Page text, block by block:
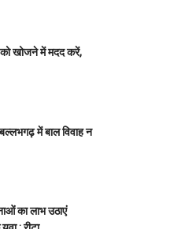
को खोजने में मदद करें,
में बाल विवाह न
का लाभ उठाएं